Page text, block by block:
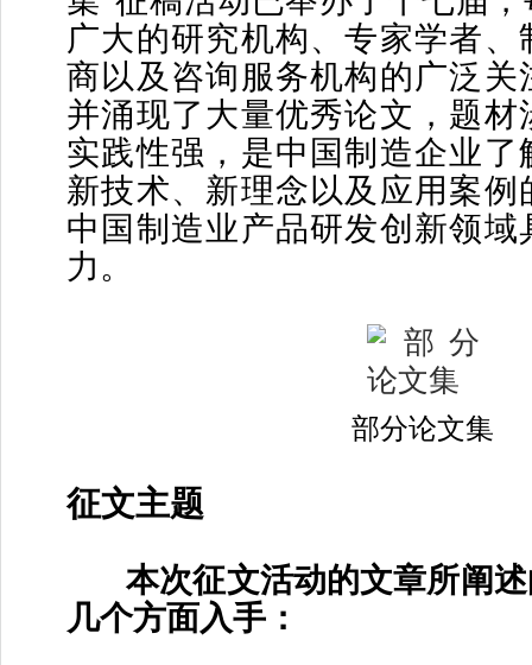
广大的研究机构、专家学者、
商以及咨询服务机构的广泛关
并涌现了大量优秀论文，题材
实践性强，是中国制造企业了
新技术、新理念以及应用案例
中国制造业产品研发创新领域
力。
部分论文集
征文主题
本次征文活动的文章所阐
几个方面入手：